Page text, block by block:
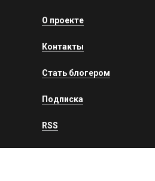
О проекте
Контакты
Стать блогером
Подписка
RSS